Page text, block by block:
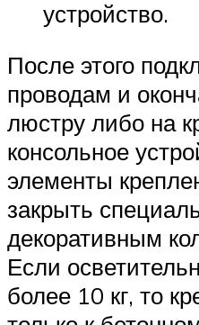
устройство.
После этого
проводам и
люстру либо на
консольное
элементы
закрыть
декоративным
Если
более 10 кг, то